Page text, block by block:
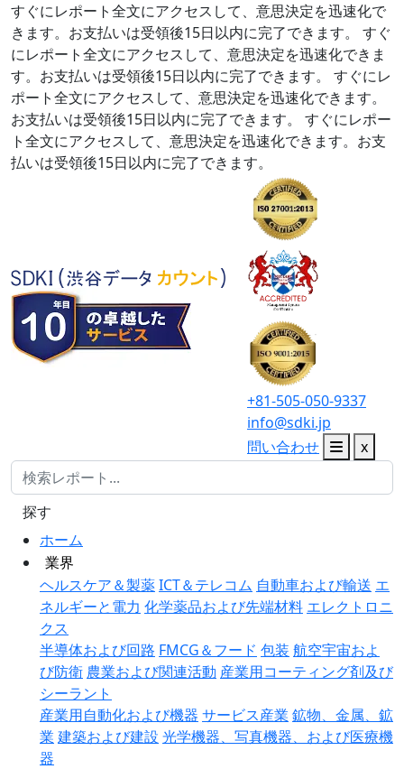
すぐにレポート全文にアクセスして、意思決定を迅速化で
きます。お支払いは受領後15日以内に完了できます。
すぐ
にレポート全文にアクセスして、意思決定を迅速化できま
す。お支払いは受領後15日以内に完了できます。
すぐにレ
ポート全文にアクセスして、意思決定を迅速化できます。
お支払いは受領後15日以内に完了できます。
すぐにレポー
ト全文にアクセスして、意思決定を迅速化できます。お支
払いは受領後15日以内に完了できます。
+81-505-050-9337
info@sdki.jp
問い合わせ
x
ホーム
業界
ヘルスケア＆製薬ICT＆テレコム 自動車および輸送 エ
ネルギーと電力 化学薬品および先端材料 エレクトロニ
クス
半導体および回路 FMCG＆フード 包装 航空宇宙およ
び防衛 農業および関連活動 産業用コーティング剤及び
シーラント
産業用自動化および機器 サービス産業 鉱物、金属、鉱
業 建築および建設 光学機器、写真機器、および医療機
器
探す